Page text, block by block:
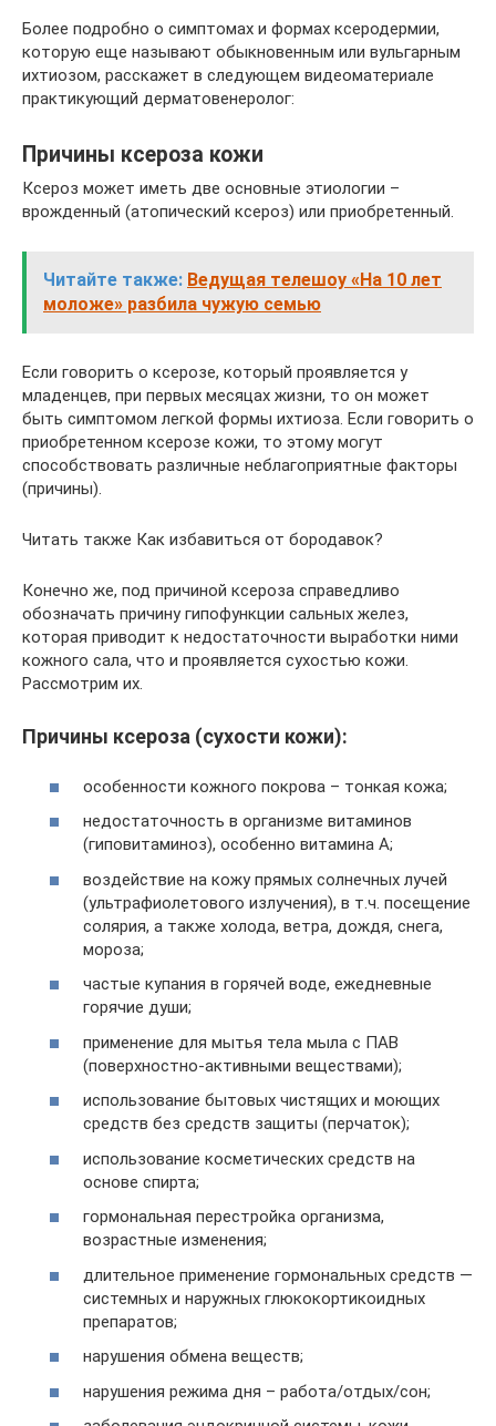
Более подробно о симптомах и формах ксеродермии,
которую еще называют обыкновенным или вульгарным
ихтиозом, расскажет в следующем видеоматериале
практикующий дерматовенеролог:
Причины ксероза кожи
Ксероз может иметь две основные этиологии –
врожденный (атопический ксероз) или приобретенный.
Читайте также: Ведущая телешоу «На 10 лет
моложе» разбила чужую семью
Если говорить о ксерозе, который проявляется у
младенцев, при первых месяцах жизни, то он может
быть симптомом легкой формы ихтиоза. Если говорить о
приобретенном ксерозе кожи, то этому могут
способствовать различные неблагоприятные факторы
(причины).
Читать также Как избавиться от бородавок?
Конечно же, под причиной ксероза справедливо
обозначать причину гипофункции сальных желез,
которая приводит к недостаточности выработки ними
кожного сала, что и проявляется сухостью кожи.
Рассмотрим их.
Причины ксероза (сухости кожи):
особенности кожного покрова – тонкая кожа;
недостаточность в организме витаминов
(гиповитаминоз), особенно витамина А;
воздействие на кожу прямых солнечных лучей
(ультрафиолетового излучения), в т.ч. посещение
солярия, а также холода, ветра, дождя, снега,
мороза;
частые купания в горячей воде, ежедневные
горячие души;
применение для мытья тела мыла с ПАВ
(поверхностно-активными веществами);
использование бытовых чистящих и моющих
средств без средств защиты (перчаток);
использование косметических средств на
основе спирта;
гормональная перестройка организма,
возрастные изменения;
длительное применение гормональных средств —
системных и наружных глюкокортикоидных
препаратов;
нарушения обмена веществ;
нарушения режима дня – работа/отдых/сон;